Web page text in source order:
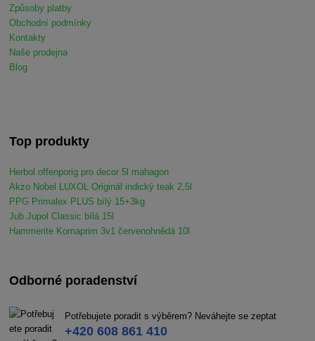
Způsoby platby
Obchodní podmínky
Kontakty
Naše prodejna
Blog
Top produkty
Herbol offenporig pro decor 5l mahagon
Akzo Nobel LUXOL Originál indický teak 2,5l
PPG Primalex PLUS bílý 15+3kg
Jub Jupol Classic bílá 15l
Hammerite Komaprim 3v1 červenohnědá 10l
Odborné poradenství
Potřebujete poradit s výběrem? Neváhejte se zeptat
+420 608 861 410